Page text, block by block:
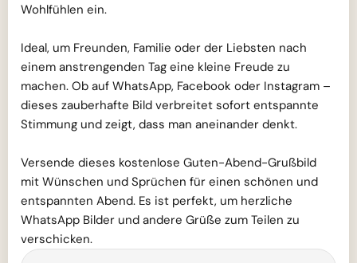
Wohlfühlen ein.
Ideal, um Freunden, Familie oder der Liebsten nach
einem anstrengenden Tag eine kleine Freude zu
machen. Ob auf WhatsApp, Facebook oder Instagram –
dieses zauberhafte Bild verbreitet sofort entspannte
Stimmung und zeigt, dass man aneinander denkt.
Versende dieses kostenlose Guten-Abend-Grußbild
mit Wünschen und Sprüchen für einen schönen und
entspannten Abend. Es ist perfekt, um herzliche
WhatsApp Bilder und andere Grüße zum Teilen zu
verschicken.